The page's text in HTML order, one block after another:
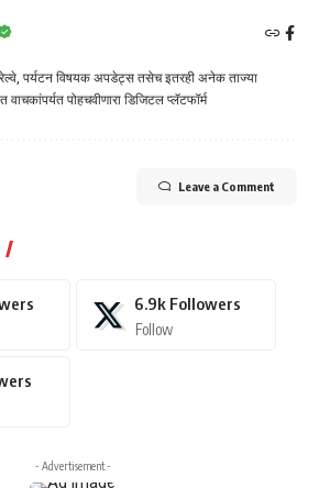
रेल्वे, पर्यटन विषयक अपडेट्स तसेच इतरही अनेक ताज्या
वाचकांपर्यत पोहचवीणारा डिजिटल प्लॅटफॉर्म
Leave a Comment
6.9k Followers
Follow
- Advertisement -